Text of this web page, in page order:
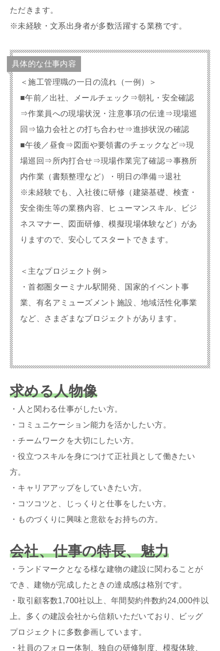
ただきます。
※未経験・文系出身者が多数活躍する業務です。
具体的な仕事内容
＜施工管理職の一日の流れ（一例）＞
■午前／出社、メールチェック⇒朝礼・安全確認
⇒作業員への現場状況・注意事項の伝達⇒現場巡
回⇒協力会社との打ち合わせ⇒進捗状況の確認
■午後／昼食⇒図面や要領書のチェックなど⇒現
場巡回⇒所内打合せ⇒現場作業完了確認⇒事務所
内作業（書類整理など）・明日の準備⇒退社
※未経験でも、入社後に研修（建築基礎、検査・
安全衛生等の業務内容、ヒューマンスキル、ビジ
ネスマナー、図面研修、模擬現場体験など）があ
りますので、安心してスタートできます。
＜主なプロジェクト例＞
・首都圏ターミナル駅開発、国家的イベント事
業、有名アミューズメント施設、地域活性化事業
など、さまざまなプロジェクトがあります。
求める人物像
・人と関わる仕事がしたい方。
・コミュニケーション能力を活かしたい方。
・チームワークを大切にしたい方。
・役立つスキルを身につけて正社員として働きたい
方。
・キャリアアップをしていきたい方。
・コツコツと、じっくりと仕事をしたい方。
・ものづくりに興味と意欲をお持ちの方。
会社、仕事の特長、魅力
・ランドマークとなる様な建物の建設に関わることが
でき、建物が完成したときの達成感は格別です。
・取引顧客数1,700社以上、年間契約件数約24,000件以
上。多くの建設会社から信頼いただいており、ビッグ
プロジェクトに多数参画しています。
・社員のフォロー体制、独自の研修制度、模擬体験、